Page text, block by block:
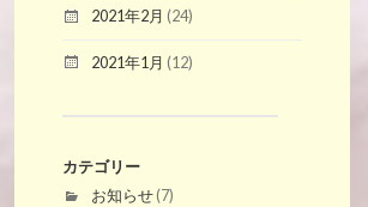
2021年2月 (24)
2021年1月 (12)
カテゴリー
お知らせ(7)